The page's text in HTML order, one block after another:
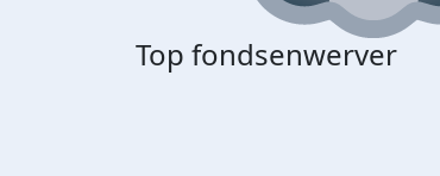
Top fondsenwerver